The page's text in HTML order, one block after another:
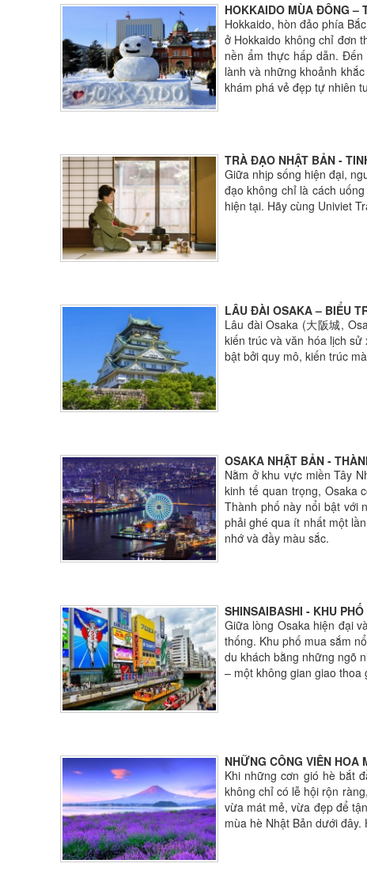
HOKKAIDO MÙA ĐÔNG –
Hokkaido, hòn đảo phía
ở Hokkaido không chỉ đơn
nền ẩm thực hấp dẫn.
lành và những khoảnh
khám phá vẻ đẹp tự nhiên
TRÀ ĐẠO NHẬT BẢN -
Giữa nhịp sống hiện đại,
đạo không chỉ là cách
hiện tại. Hãy cùng Univiet
LÂU ĐÀI OSAKA – BIỂU
Lâu đài Osaka (大阪城,
kiến trúc và văn hóa lịch sử
bật bởi quy mô, kiến trúc
OSAKA NHẬT BẢN -
Nằm ở khu vực miền Tây
kinh tế quan trọng, Osaka
Thành phố này nổi bật với
phải ghé qua ít nhất một
nhớ và đầy màu sắc.
SHINSAIBASHI - KHU
Giữa lòng Osaka hiện đại
thống. Khu phố mua sắm
du khách bằng những ngõ
– một không gian giao
NHỮNG CÔNG VIÊN HOA
Khi những cơn gió hè bắt
không chỉ có lễ hội rộn
vừa mát mẻ, vừa đẹp để
mùa hè Nhật Bản dưới